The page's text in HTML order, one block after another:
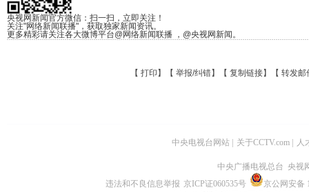
央视网新闻官方微信：扫一扫，立即关注！
关注"网络新闻联播"，获取独家新闻资讯。
更多精彩请关注各大微博平台@网络新闻联播 ，@央视网新闻。
【 打印 】【 举报/纠错】【 复制链接】【 转发邮
中央电视台网站 关于CCTV.com 人
中央广播电视总台 央视
违法和不良信息举报 京ICP证060535号
京公网安备